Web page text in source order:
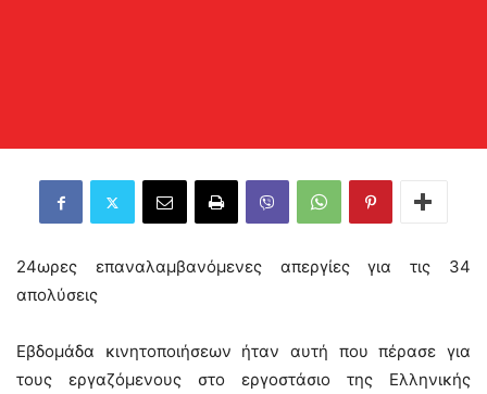
24ωρες επαναλαμβανόμενες απεργίες για τις 34
απολύσεις
Εβδομάδα κινητοποιήσεων ήταν αυτή που πέρασε για
τους εργαζόμενους στο εργοστάσιο της Ελληνικής